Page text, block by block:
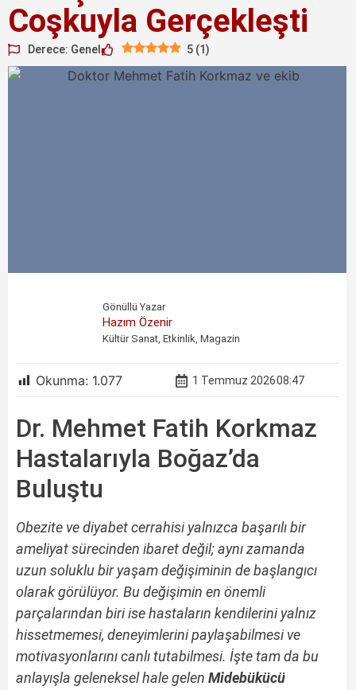
Coşkuyla Gerçekleşti
Derece: Genel 5 (1)
Gönüllü Yazar
Hazım Özenir
Kültür Sanat, Etkinlik, Magazin
Okunma: 1.077 1 Temmuz 202608:47
Dr. Mehmet Fatih Korkmaz
Hastalarıyla Boğaz’da
Buluştu
Obezite ve diyabet cerrahisi yalnızca başarılı bir
ameliyat sürecinden ibaret değil; aynı zamanda
uzun soluklu bir yaşam değişiminin de başlangıcı
olarak görülüyor. Bu değişimin en önemli
parçalarından biri ise hastaların kendilerini yalnız
hissetmemesi, deneyimlerini paylaşabilmesi ve
motivasyonlarını canlı tutabilmesi. İşte tam da bu
anlayışla geleneksel hale gelen Midebükücü